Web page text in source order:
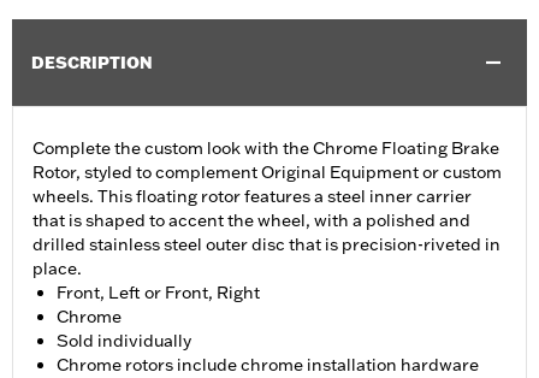
DESCRIPTION
Complete the custom look with the Chrome Floating Brake
Rotor, styled to complement Original Equipment or custom
wheels. This floating rotor features a steel inner carrier
that is shaped to accent the wheel, with a polished and
drilled stainless steel outer disc that is precision-riveted in
place.
Front, Left or Front, Right
Chrome
Sold individually
Chrome rotors include chrome installation hardware